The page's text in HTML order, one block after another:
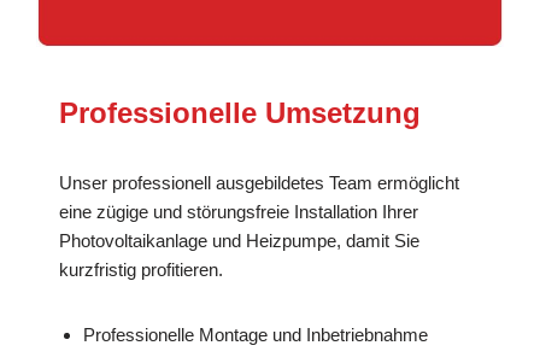
Professionelle Umsetzung
Unser professionell ausgebildetes Team ermöglicht
eine zügige und störungsfreie Installation Ihrer
Photovoltaikanlage und Heizpumpe, damit Sie
kurzfristig profitieren.
Professionelle Montage und Inbetriebnahme